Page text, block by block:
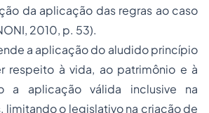
da aplicação das regras ao caso
2010, p. 53).
a aplicação do aludido princípio
respeito à vida, ao patrimônio e à
a aplicação válida inclusive na
limitando o legislativo na criação de